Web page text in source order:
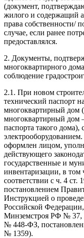
(документ,
жилого и содержащий
права собственности/
случае, если ранее
предоставлялся.
2. Документы,
многоквартирного
соблюдение
2.1. При новом
технический паспорт
многоквартирный дом
многоквартирный дом
паспорта такого
оформлен лицом,
действующего
государственные и
инвентаризации, в
соответствии с ч. 4
постановлением
Инструкцией о
Российской
Минземстроя РФ № 37,
№ 448-ФЗ,
№ 1359).